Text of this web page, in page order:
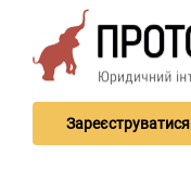
Зареєструватися